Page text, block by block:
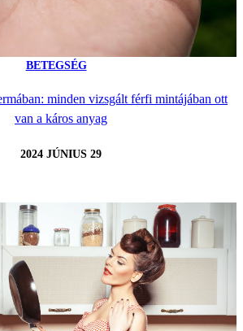
BETEGSÉG
minden vizsgált férfi mintájában ott
van a káros anyag
2024 JÚNIUS 29